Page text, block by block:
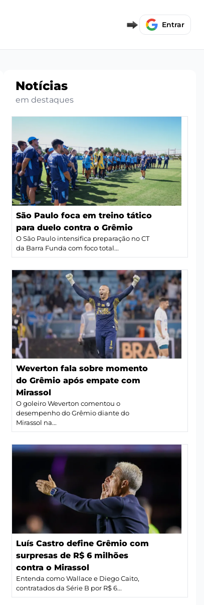
Entrar
Notícias
em destaques
São Paulo foca em treino tático
para duelo contra o Grêmio
O São Paulo intensifica preparação no CT
da Barra Funda com foco total...
Weverton fala sobre momento
do Grêmio após empate com
Mirassol
O goleiro Weverton comentou o
desempenho do Grêmio diante do
Mirassol na...
Luís Castro define Grêmio com
surpresas de R$ 6 milhões
contra o Mirassol
Entenda como Wallace e Diego Caito,
contratados da Série B por R$ 6...